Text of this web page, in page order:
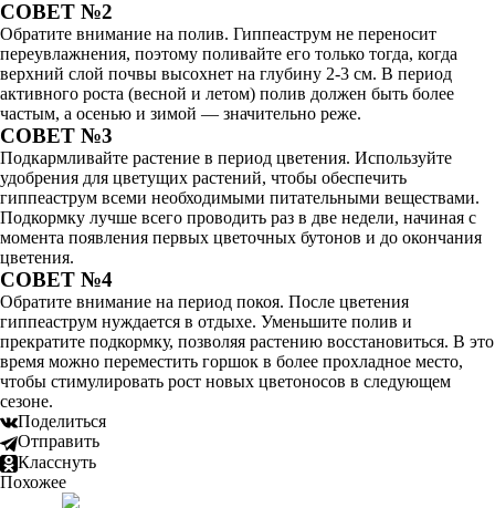
СОВЕТ №2
Обратите внимание на полив. Гиппеаструм не переносит
переувлажнения, поэтому поливайте его только тогда, когда
верхний слой почвы высохнет на глубину 2-3 см. В период
активного роста (весной и летом) полив должен быть более
частым, а осенью и зимой — значительно реже.
СОВЕТ №3
Подкармливайте растение в период цветения. Используйте
удобрения для цветущих растений, чтобы обеспечить
гиппеаструм всеми необходимыми питательными веществами.
Подкормку лучше всего проводить раз в две недели, начиная с
момента появления первых цветочных бутонов и до окончания
цветения.
СОВЕТ №4
Обратите внимание на период покоя. После цветения
гиппеаструм нуждается в отдыхе. Уменьшите полив и
прекратите подкормку, позволяя растению восстановиться. В это
время можно переместить горшок в более прохладное место,
чтобы стимулировать рост новых цветоносов в следующем
сезоне.
Поделиться
Отправить
Класснуть
Похожее